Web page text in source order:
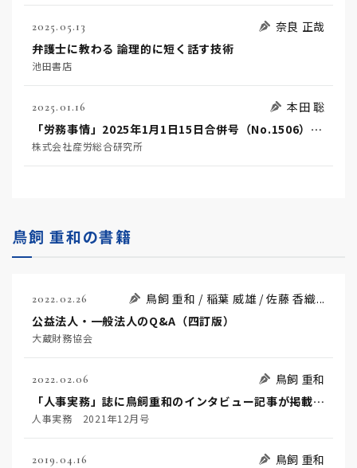
2025.05.13
奈良 正哉
弁護士に教わる 論理的に短く話す技術
池田書店
2025.01.16
本田 聡
「労務事情」2025年1月1日15日合併号（No.1506）に本田聡弁護士の論説が掲載されました
株式会社産労総合研究所
鳥飼 重和の書籍
2022.02.26
鳥飼 重和 / 稲葉 威雄 / 佐藤 香織...
公益法人・一般法人のQ&A（四訂版）
大蔵財務協会
2022.02.06
鳥飼 重和
「人事実務」誌に鳥飼重和のインタビュー記事が掲載されました
人事実務 2021年12月号
2019.04.16
鳥飼 重和